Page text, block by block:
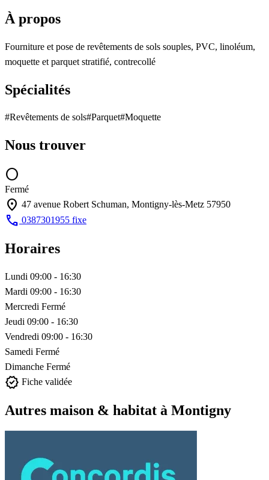
À propos
Fourniture et pose de revêtements de sols souples, PVC, linoléum,
moquette et parquet stratifié, contrecollé
Spécialités
#Revêtements de sols#Parquet#Moquette
Nous trouver
circle
Fermé
location_on 47 avenue Robert Schuman, Montigny-lès-Metz 57950
call 0387301955 fixe
Horaires
Lundi 09:00 - 16:30
Mardi 09:00 - 16:30
Mercredi Fermé
Jeudi 09:00 - 16:30
Vendredi 09:00 - 16:30
Samedi Fermé
Dimanche Fermé
verified Fiche validée
Autres maison & habitat à Montigny